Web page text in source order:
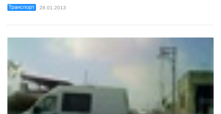
Транспорт 28.01.2013